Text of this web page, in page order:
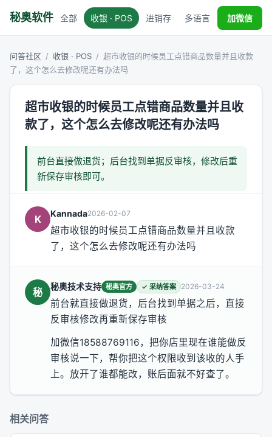
秘奥软件 全部 收银 · POS 进销存 多语言 税务对接
加微信
问答社区 / 收银 · POS / 超市收银的时候员工点错商品数量并且收款
了，这个怎么去修改呢还有办法吗
超市收银的时候员工点错商品数量并且收
款了，这个怎么去修改呢还有办法吗
前台直接做退货；后台找到单据反审核，修改后重
新保存审核即可。
K Kannada2026-02-07
超市收银的时候员工点错商品数量并且收款
了，这个怎么去修改呢还有办法吗
秘 秘奥技术支持 秘奥官方 ✓ 采纳答案 2026-03-24
前台就直接做退货，后台找到单据之后，直接
反审核修改再重新保存审核
加微信18588769116，把你店里现在谁能做反
审核说一下，帮你把这个权限收到该收的人手
上。放开了谁都能改，账后面就不好查了。
相关问答